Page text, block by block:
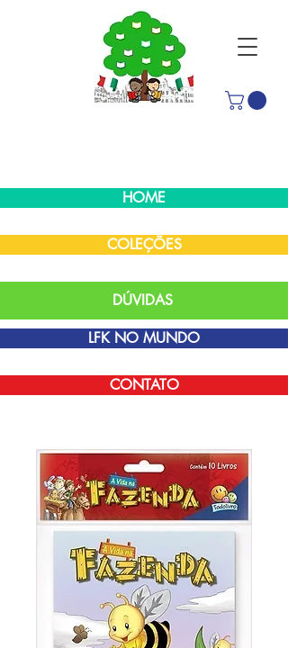
HOME
COLEÇÕES
DÚVIDAS
LFK NO MUNDO
CONTATO